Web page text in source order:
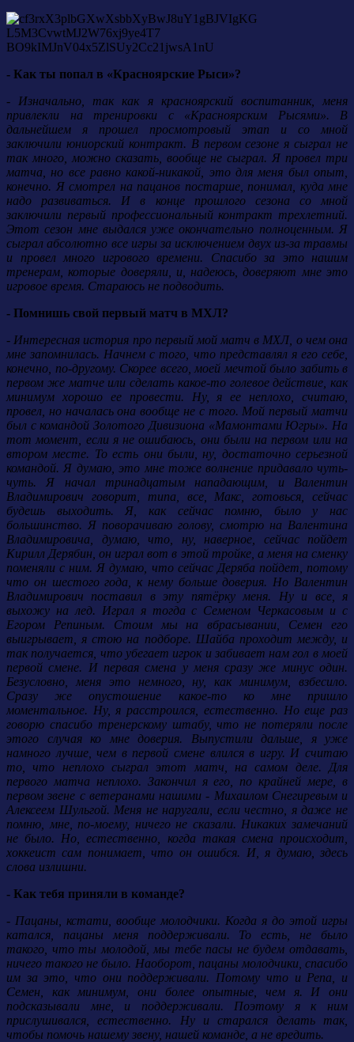
- Как ты попал в «Красноярские Рыси»?
- Изначально, так как я красноярский воспитанник, меня
привлекли на тренировки с «Красноярским Рысями». В
дальнейшем я прошел просмотровый этап и со мной
заключили юниорский контракт. В первом сезоне я сыграл не
так много, можно сказать, вообще не сыграл. Я провел три
матча, но все равно какой-никакой, это для меня был опыт,
конечно. Я смотрел на пацанов постарше, понимал, куда мне
надо развиваться. И в конце прошлого сезона со мной
заключили первый профессиональный контракт трехлетний.
Этот сезон мне выдался уже окончательно полноценным. Я
сыграл абсолютно все игры за исключением двух из-за травмы
и провел много игрового времени. Спасибо за это нашим
тренерам, которые доверяли, и, надеюсь, доверяют мне это
игровое время. Стараюсь не подводить.
- Помнишь свой первый матч в МХЛ?
- Интересная история про первый мой матч в МХЛ, о чем она
мне запомнилась. Начнем с того, что представлял я его себе,
конечно, по-другому. Скорее всего, моей мечтой было забить в
первом же матче или сделать какое-то голевое действие, как
минимум хорошо ее провести. Ну, я ее неплохо, считаю,
провел, но началась она вообще не с того. Мой первый матчи
был с командой Золотого Дивизиона «Мамонтами Югры». На
тот момент, если я не ошибаюсь, они были на первом или на
втором месте. То есть они были, ну, достаточно серьезной
командой. Я думаю, это мне тоже волнение придавало чуть-
чуть. Я начал тринадцатым нападающим, и Валентин
Владимирович говорит, типа, все, Макс, готовься, сейчас
будешь выходить. Я, как сейчас помню, было у нас
большинство. Я поворачиваю голову, смотрю на Валентина
Владимировича, думаю, что, ну, наверное, сейчас пойдет
Кирилл Дерябин, он играл вот в этой тройке, а меня на сменку
поменяли с ним. Я думаю, что сейчас Деряба пойдет, потому
что он шестого года, к нему больше доверия. Но Валентин
Владимирович поставил в эту пятёрку меня. Ну и все, я
выхожу на лед. Играл я тогда с Семеном Черкасовым и с
Егором Репиным. Стоим мы на вбрасывании, Семен его
выигрывает, я стою на подборе. Шайба проходит между, и
так получается, что убегает игрок и забивает нам гол в моей
первой смене. И первая смена у меня сразу же минус один.
Безусловно, меня это немного, ну, как минимум, взбесило.
Сразу же опустошение какое-то ко мне пришло
моментальное. Ну, я расстроился, естественно. Но еще раз
говорю спасибо тренерскому штабу, что не потеряли после
этого случая ко мне доверия. Выпустили дальше, я уже
намного лучше, чем в первой смене влился в игру. И считаю
то, что неплохо сыграл этот матч, на самом деле. Для
первого матча неплохо. Закончил я его, по крайней мере, в
первом звене с ветеранами нашими - Михаилом Снегиревым и
Алексеем Шульгой. Меня не наругали, если честно, я даже не
помню, мне, по-моему, ничего не сказали. Никаких замечаний
не было. Но, естественно, когда такая смена происходит,
хоккеист сам понимает, что он ошибся. И, я думаю, здесь
слова излишни.
- Как тебя приняли в команде?
- Пацаны, кстати, вообще молодчики. Когда я до этой игры
катался, пацаны меня поддерживали. То есть, не было
такого, что ты молодой, мы тебе пасы не будем отдавать,
ничего такого не было. Наоборот, пацаны молодчики, спасибо
им за это, что они поддерживали. Потому что и Репа, и
Семен, как минимум, они более опытные, чем я. И они
подсказывали мне, и поддерживали. Поэтому я к ним
прислушивался, естественно. Ну и старался делать так,
чтобы помочь нашему звену, нашей команде, а не вредить.